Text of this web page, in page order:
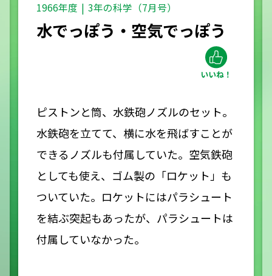
1966年度 3年の科学（7月号）
水でっぽう・空気でっぽう
ピストンと筒、水鉄砲ノズルのセット。
水鉄砲を立てて、横に水を飛ばすことが
できるノズルも付属していた。空気鉄砲
としても使え、ゴム製の「ロケット」も
ついていた。ロケットにはパラシュート
を結ぶ突起もあったが、パラシュートは
付属していなかった。